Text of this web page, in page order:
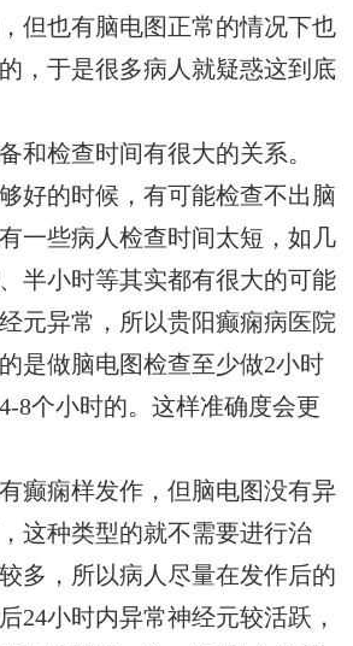
但也有脑电图正常的情况下也
，于是很多病人就疑惑这到底
和检查时间有很大的关系。
好的时候，有可能检查不出脑
一些病人检查时间太短，如几
半小时等其实都有很大的可能
元异常，所以贵阳癫痫病医院
是做脑电图检查至少做2小时
8个小时的。这样准确度会更
癫痫样发作，但脑电图没有异
这种类型的就不需要进行治
多，所以病人尽量在发作后的
24小时内异常神经元较活跃，